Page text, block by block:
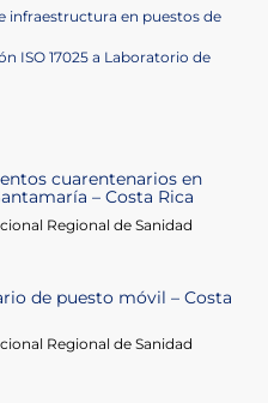
infraestructura en puestos de
ISO 17025 a Laboratorio de
cuarentenarios en
– Costa Rica
Regional de Sanidad
de puesto móvil – Costa
Regional de Sanidad